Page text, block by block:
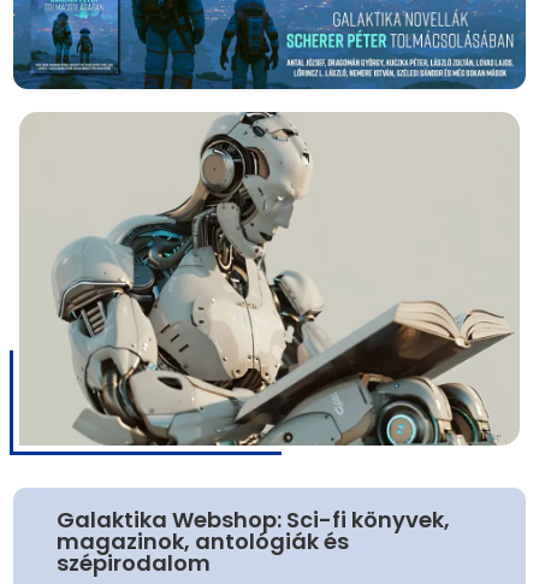
Galaktika Webshop: Sci-fi könyvek,
magazinok, antológiák és
szépirodalom